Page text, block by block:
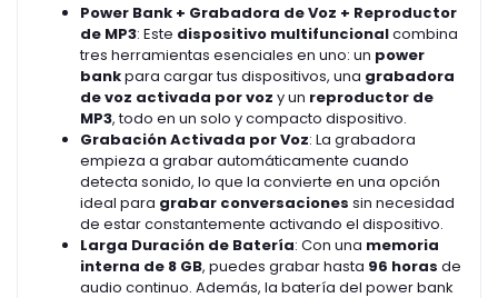
Power Bank + Grabadora de Voz + Reproductor
de MP3: Este dispositivo multifuncionalcombina
tres herramientas esenciales en uno: un power
bankpara cargar tus dispositivos, una grabadora
de voz activada por voz y un reproductor de
MP3, todo en un solo y compacto dispositivo.
Grabación Activada por Voz: La grabadora
empieza a grabar automáticamente cuando
detecta sonido, lo que la convierte en una opción
ideal para grabar conversaciones sin necesidad
de estar constantemente activando el dispositivo.
Larga Duración de Batería: Con una memoria
interna de 8 GB, puedes grabar hasta 96 horas de
audio continuo. Además, la batería del power bank